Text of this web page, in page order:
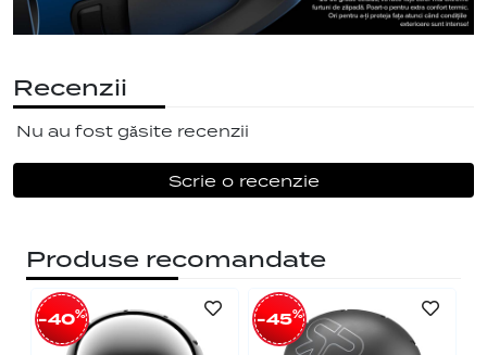
Recenzii
Nu au fost găsite recenzii
Scrie o recenzie
Produse recomandate
-40% -45%